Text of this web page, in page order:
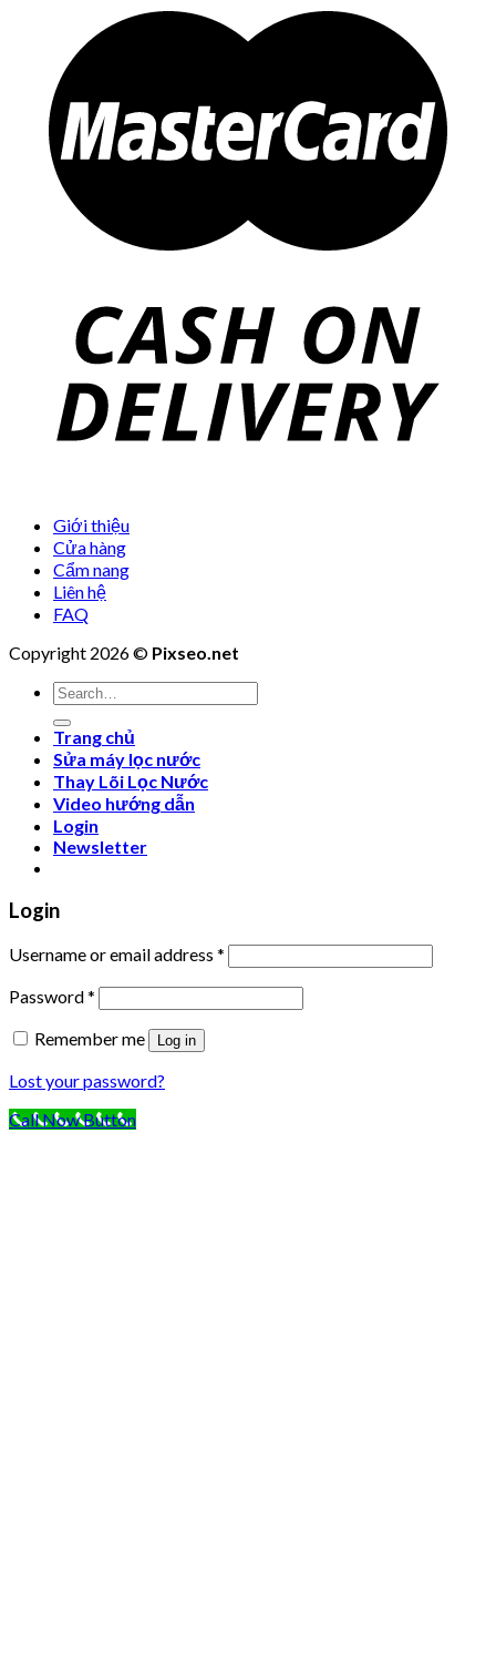
Giới thiệu
Cửa hàng
Cẩm nang
Liên hệ
FAQ
Copyright 2026 © Pixseo.net
Search
for:
Trang chủ
Sửa máy lọc nước
Thay Lõi Lọc Nước
Video hướng dẫn
Login
Newsletter
Login
Username or email address *
Password*
Remember me
Log in
Lost your password?
Call Now Button